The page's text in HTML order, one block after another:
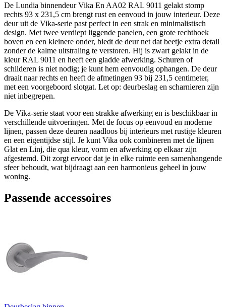
De Lundia binnendeur Vika En AA02 RAL 9011 gelakt stomp
rechts 93 x 231,5 cm brengt rust en eenvoud in jouw interieur. Deze
deur uit de Vika-serie past perfect in een strak en minimalistisch
design. Met twee verdiept liggende panelen, een grote rechthoek
boven en een kleinere onder, biedt de deur net dat beetje extra detail
zonder de kalme uitstraling te verstoren. Hij is zwart gelakt in de
kleur RAL 9011 en heeft een gladde afwerking. Schuren of
schilderen is niet nodig; je kunt hem eenvoudig ophangen. De deur
draait naar rechts en heeft de afmetingen 93 bij 231,5 centimeter,
met een voorgeboord slotgat. Let op: deurbeslag en scharnieren zijn
niet inbegrepen.
De Vika-serie staat voor een strakke afwerking en is beschikbaar in
verschillende uitvoeringen. Met de focus op eenvoud en moderne
lijnen, passen deze deuren naadloos bij interieurs met rustige kleuren
en een eigentijdse stijl. Je kunt Vika ook combineren met de lijnen
Glat en Linj, die qua kleur, vorm en afwerking op elkaar zijn
afgestemd. Dit zorgt ervoor dat je in elke ruimte een samenhangende
sfeer behoudt, wat bijdraagt aan een harmonieus geheel in jouw
woning.
Passende accessoires